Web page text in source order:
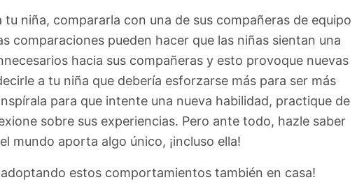
tu niña, compararla con una de sus compañeras de equipo
comparaciones pueden hacer que las niñas sientan una
hacia sus compañeras y esto provoque nuevas
a tu niña que debería esforzarse más para ser más
para que intente una nueva habilidad, practique de
sobre sus experiencias. Pero ante todo, hazle saber
mundo aporta algo único, ¡incluso ella!
estos comportamientos también en casa!